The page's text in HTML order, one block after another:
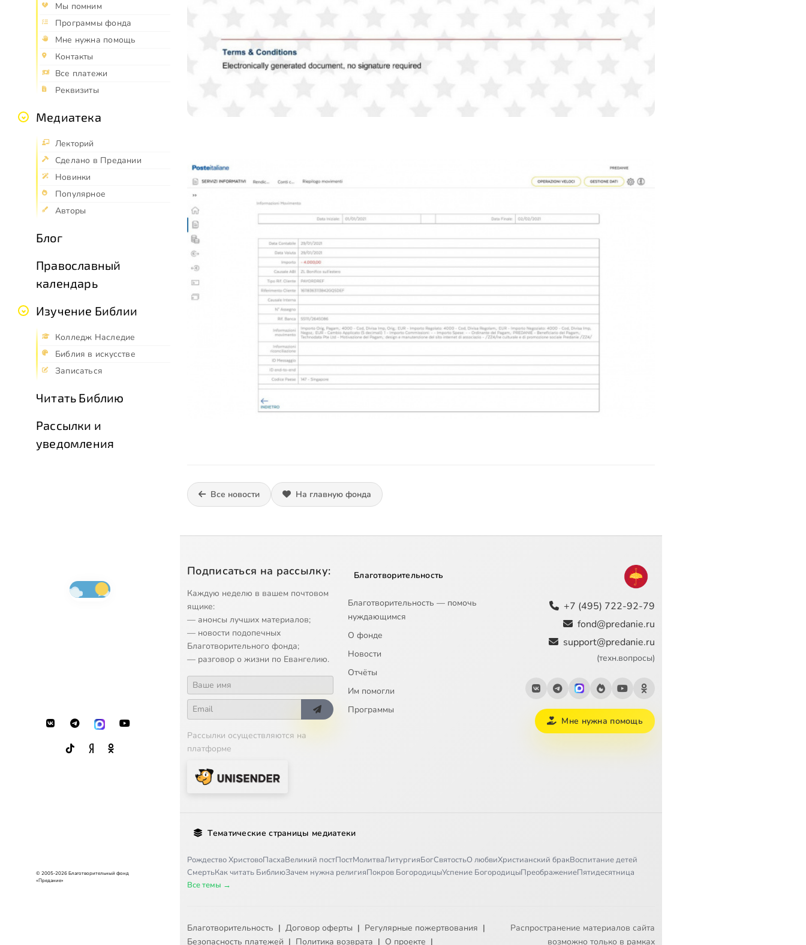
Мы помним
Программы фонда
Мне нужна помощь
Контакты
Все платежи
Реквизиты
Медиатека
Лекторий
Сделано в Предании
Новинки
Популярное
Авторы
Блог
Православный
календарь
Изучение Библии
Колледж Наследие
Библия в искусстве
Записаться
Читать Библию
Рассылки и
уведомления
© 2005-2026 Благотворительный фонд
«Предание»
Все новости На главную фонда
Подписаться на рассылку:
Каждую неделю в вашем почтовом
ящике:
— анонсы лучших материалов;
— новости подопечных
Благотворительного фонда;
— разговор о жизни по Евангелию.
Рассылки осуществляются на
платформе
Благотворительность
Благотворительность — помочь
нуждающимся
О фонде
Новости
Отчёты
Им помогли
Программы
+7 (495) 722-92-79
fond@predanie.ru
support@predanie.ru
(техн.вопросы)
Мне нужна помощь
Тематические страницы медиатеки
Рождество ХристовоПасхаВеликий постПостМолитваЛитургияБогСвятостьО любвиХристианский бракВоспитание детей
СмертьКак читать БиблиюЗачем нужна религияПокров БогородицыУспение БогородицыПреображениеПятидесятница
Все темы →
Благотворительность | Договор оферты | Регулярные пожертвования |
Безопасность платежей | Политика возврата | О проекте |
Распространение материалов сайта
возможно только в рамках